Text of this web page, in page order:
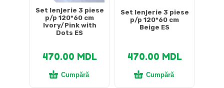
Set lenjerie 3 piese
p/p 120*60 cm
Ivory/Pink with
Dots ES
470.00 MDL
Cumpără
Set lenjerie 3 piese
p/p 120*60 cm
Beige ES
470.00 MDL
Cumpără